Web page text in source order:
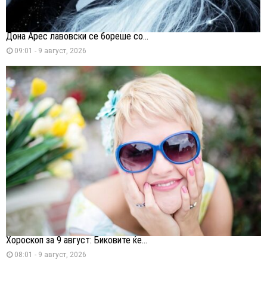
Дона Арес лавовски се бореше со...
09:01 - 9 август, 2026
Хороскоп за 9 август: Биковите ќе...
08:01 - 9 август, 2026